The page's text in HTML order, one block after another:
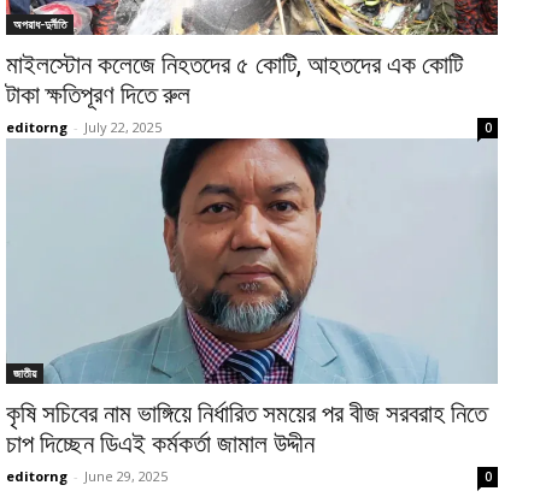
অপরাধ-দুর্নীতি
মাইলস্টোন কলেজে নিহতদের ৫ কোটি, আহতদের এক কোটি
টাকা ক্ষতিপূরণ দিতে রুল
editorng - July 22, 2025 0
জাতীয়
কৃষি সচিবের নাম ভাঙ্গিয়ে নির্ধারিত সময়ের পর বীজ সরবরাহ নিতে
চাপ দিচ্ছেন ডিএই কর্মকর্তা জামাল উদ্দীন
editorng - June 29, 2025 0